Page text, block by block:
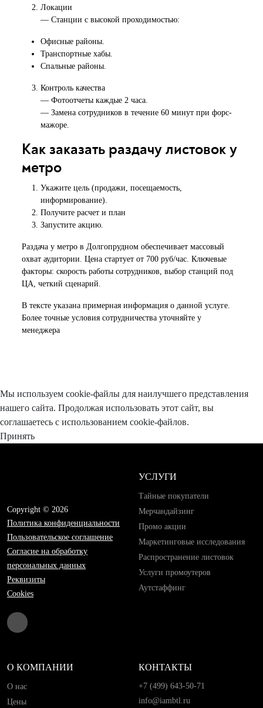
Локации
— Станции с высокой проходимостью:
Офисные районы.
Транспортные хабы.
Спальные районы.
Контроль качества
— Фотоотчеты каждые 2 часа.
— Замена сотрудников в течение 60 минут при форс-
мажоре.
Как заказать раздачу листовок у
метро
Укажите цель (продажи, посещаемость,
информирование).
Получите расчет и план
Запустите акцию.
Раздача у метро в Долгопрудном обеспечивает массовый
охват аудитории. Цена стартует от 700 руб/час. Ключевые
факторы: скорость работы сотрудников, выбор станций под
ЦА, четкий сценарий.
В тексте указана примерная информация о данной услуге.
Более точные условия сотрудничества уточняйте у
менеджера
Мы используем cookie-файлы для наилучшего представления
нашего сайта. Продолжая использовать этот сайт, вы
соглашаетесь с использованием cookie-файлов.
Принять
Copyright © 2026
Политика конфиденциальности
Пользовательское соглашение
Согласие на обработку
персональных данных
Реквизиты
Cookies
УСЛУГИ
Тайные покупатели
Мерчандайзинг
Промо акции
Маркетинговые исследования
Распространение листовок
Услуги промоутеров
Аутстаффинг
О КОМПАНИИ
О нас
Цены
КОНТАКТЫ
+7 (499) 643-50-71
info@iambtl.ru